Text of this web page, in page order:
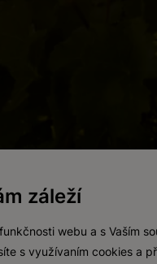
Zákaz prodeje
záleží
webu a s Vaším
s využívaním cookies